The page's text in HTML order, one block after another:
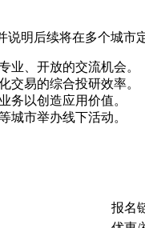
说明后续将在多个城市
业、开放的交流机会。
交易的综合投研效率。
务以创造应用价值。
城市举办线下活动。
报名